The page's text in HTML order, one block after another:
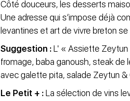
Côté douceurs, les desserts
Une adresse qui s’impose déjà
levantines et art de vivre breton
Suggestion :L' « Assiette Zeytun
fromage, baba ganoush, steak de
avec galette pita, salade Zeytun
Le Petit + :La sélection de vins